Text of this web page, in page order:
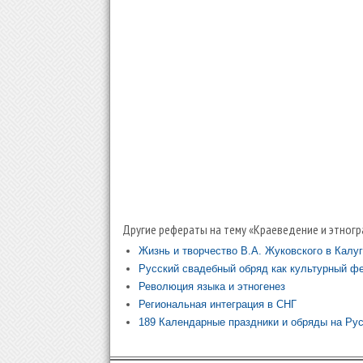
Другие рефераты на тему «Краеведение и
Жизнь и творчество В.А. Жуковского в
Русский свадебный обряд как культурный
Революция языка и этногенез
Региональная интеграция в СНГ
189 Календарные праздники и обряды на